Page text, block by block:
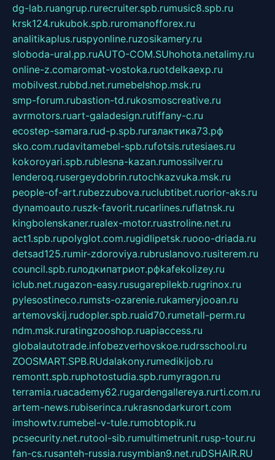
dg-lab.ruangrup.rurecruiter.spb.rumusic8.spb.ru
krsk124.rukubok.spb.ruromanofforex.ru
analitikaplus.ruspyonline.ruzosikamery.ru
sloboda-ural.pp.ruAUTO-COM.SUhohota.netalimy.ru
online-z.comaromat-vostoka.ruotdelkaexp.ru
mobilvest.rubbd.net.rumebelshop.msk.ru
smp-forum.rubastion-td.rukosmoscreative.ru
avrmotors.ruart-galadesign.rutiffany-c.ru
ecostep-samara.rud-p.spb.ruгалактика73.рф
sko.com.rudavitamebel-spb.rufotsis.rutesiaes.ru
kokoroyari.spb.rublesna-kazan.rumossilver.ru
lenderoq.rusergeydobrin.rutochkazvuka.msk.ru
people-of-art.rubezzubova.ruclubtibet.ruorior-aks.ru
dynamoauto.ruszk-favorit.rucarlines.ruflatnsk.ru
kingbolenskaner.rualex-motor.ruastroline.net.ru
act1.spb.rupolyglot.com.rugidlipetsk.ruooo-driada.ru
detsad125.rumir-zdoroviya.rubruslanovo.rusiterem.ru
council.spb.ruлодкипатриот.рфkafekolizey.ru
iclub.net.rugazon-easy.rusugarepilekb.rugrinox.ru
pylesostineco.rumsts-ozarenie.rukameryjooan.ru
artemovskij.rudopler.spb.ruaid70.rumetall-perm.ru
ndm.msk.ruratingzooshop.ruapiaccess.ru
globalautotrade.infobezverhovskoe.rudrsschool.ru
ZOOSMART.SPB.RUdalakony.rumedikijob.ru
remontt.spb.ruphotostudia.spb.rumyragon.ru
terramia.ruacademy62.rugardengallereya.rurti.com.ru
artem-news.rubiserinca.rukrasnodarkurort.com
imshowtv.rumebel-v-tule.rumobtopik.ru
pcsecurity.net.rutool-sib.rumultimetrunit.rusp-tour.ru
fan-cs.rusanteh-russia.rusymbian9.net.ruDSHAIR.RU